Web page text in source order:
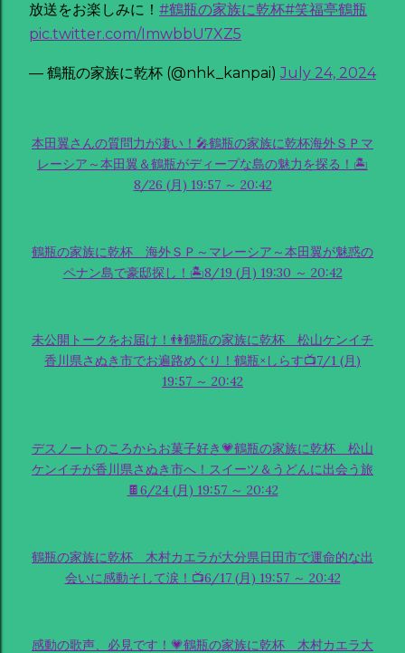
放送をお楽しみに！ #鶴瓶の家族に乾杯#笑福亭鶴瓶
pic.twitter.com/ImwbbU7XZ5
— 鶴瓶の家族に乾杯 (@nhk_kanpai)July 24, 2024
本田翼さんの質問力が凄い！🎤鶴瓶の家族に乾杯海外ＳＰマ
レーシア～本田翼＆鶴瓶がディープな島の魅力を探る！🏝
8/26 (月) 19:57 ～ 20:42
鶴瓶の家族に乾杯 海外ＳＰ～マレーシア～本田翼が魅惑の
ペナン島で豪邸探し！🏝8/19 (月) 19:30 ～ 20:42
未公開トークをお届け！👫鶴瓶の家族に乾杯 松山ケンイチ
香川県さぬき市でお遍路めぐり！鶴瓶×しらす📺7/1 (月)
19:57 ～ 20:42
デスノートのころからお菓子好き💗鶴瓶の家族に乾杯 松山
ケンイチが香川県さぬき市へ！スイーツ＆うどんに出会う旅
🍫6/24 (月) 19:57 ～ 20:42
鶴瓶の家族に乾杯 木村カエラが大分県日田市で運命的な出
会いに感動そして涙！📺6/17 (月) 19:57 ～ 20:42
感動の歌声、必見です！💗鶴瓶の家族に乾杯 木村カエラ大